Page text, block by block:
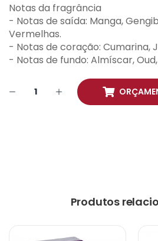
Notas da fragrância
- Notas de saída: Manga,
Vermelhas.
- Notas de coração: Cumarina,
- Notas de fundo: Almíscar,
Produtos